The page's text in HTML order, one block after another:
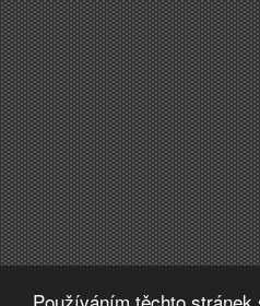
Používáním těchto